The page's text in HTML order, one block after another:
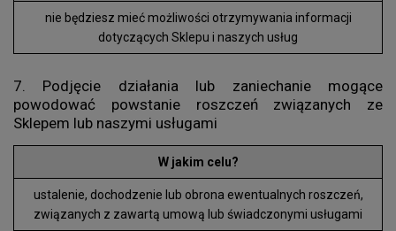
nie będziesz mieć możliwości otrzymywania informacji
dotyczących Sklepu i naszych usług
7. Podjęcie działania lub zaniechanie mogące
powodować powstanie roszczeń związanych ze
Sklepem lub naszymi usługami
W jakim celu?
ustalenie, dochodzenie lub obrona ewentualnych roszczeń,
związanych z zawartą umową lub świadczonymi usługami